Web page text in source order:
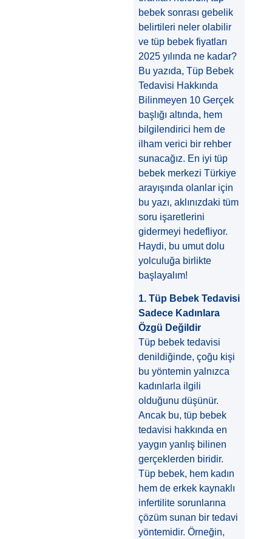
bebek sonrası gebelik
belirtileri neler olabilir
ve tüp bebek fiyatları
2025 yılında ne kadar?
Bu yazıda, Tüp Bebek
Tedavisi Hakkında
Bilinmeyen 10 Gerçek
başlığı altında, hem
bilgilendirici hem de
ilham verici bir rehber
sunacağız. En iyi tüp
bebek merkezi Türkiye
arayışında olanlar için
bu yazı, aklınızdaki tüm
soru işaretlerini
gidermeyi hedefliyor.
Haydi, bu umut dolu
yolculuğa birlikte
başlayalım!
1. Tüp Bebek Tedavisi
Sadece Kadınlara
Özgü Değildir
Tüp bebek tedavisi
denildiğinde, çoğu kişi
bu yöntemin yalnızca
kadınlarla ilgili
olduğunu düşünür.
Ancak bu, tüp bebek
tedavisi hakkında en
yaygın yanlış bilinen
gerçeklerden biridir.
Tüp bebek, hem kadın
hem de erkek kaynaklı
infertilite sorunlarına
çözüm sunan bir tedavi
yöntemidir. Örneğin,